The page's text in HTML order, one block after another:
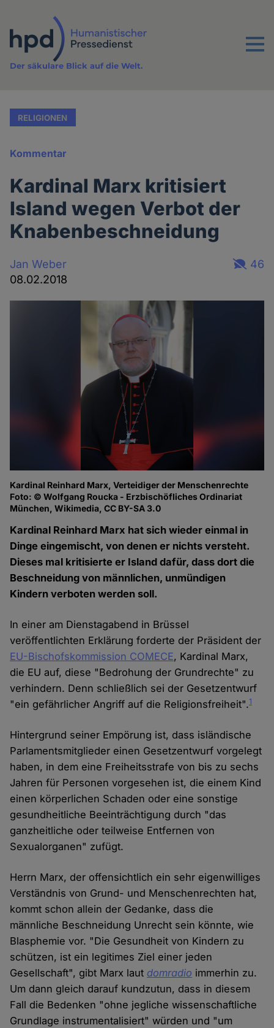
Inhalt
Menu
Der säkulare Blick auf die Welt.
RELIGIONEN
Kommentar
Kardinal Marx kritisiert
Island wegen Verbot der
Knabenbeschneidung
Jan Weber
08.02.2018
46
Kardinal Reinhard Marx, Verteidiger der Menschenrechte
Foto: © Wolfgang Roucka - Erzbischöfliches Ordinariat
München, Wikimedia, CC BY-SA 3.0
Kardinal Reinhard Marx hat sich wieder einmal in
Dinge eingemischt, von denen er nichts versteht.
Dieses mal kritisierte er Island dafür, dass dort die
Beschneidung von männlichen, unmündigen
Kindern verboten werden soll.
In einer am Dienstagabend in Brüssel
veröffentlichten Erklärung forderte der Präsident der
EU-Bischofskommission COMECE, Kardinal Marx,
die EU auf, diese "Bedrohung der Grundrechte" zu
verhindern. Denn schließlich sei der Gesetzentwurf
"ein gefährlicher Angriff auf die Religionsfreiheit".1
Hintergrund seiner Empörung ist, dass isländische
Parlamentsmitglieder einen Gesetzentwurf vorgelegt
haben, in dem eine Freiheitsstrafe von bis zu sechs
Jahren für Personen vorgesehen ist, die einem Kind
einen körperlichen Schaden oder eine sonstige
gesundheitliche Beeinträchtigung durch "das
ganzheitliche oder teilweise Entfernen von
Sexualorganen" zufügt.
Herrn Marx, der offensichtlich ein sehr eigenwilliges
Verständnis von Grund- und Menschenrechten hat,
kommt schon allein der Gedanke, dass die
männliche Beschneidung Unrecht sein könnte, wie
Blasphemie vor. "Die Gesundheit von Kindern zu
schützen, ist ein legitimes Ziel einer jeden
Gesellschaft", gibt Marx laut domradio immerhin zu.
Um dann gleich darauf kundzutun, dass in diesem
Fall die Bedenken "ohne jegliche wissenschaftliche
Grundlage instrumentalisiert" würden und "um